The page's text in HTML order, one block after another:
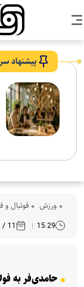
پیشنهاد
ورزش فوتبال و
15:29
11 / 04 /1405
حامدی‌فر به